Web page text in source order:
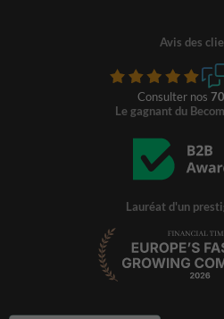
Avis des
Consulter nos
Le gagnant du
Lauréat d'un